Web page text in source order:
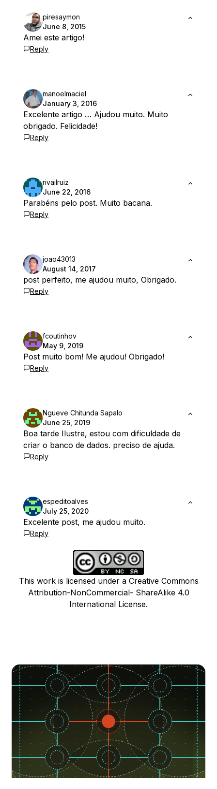
piresaymon
June 8, 2015
Amei este artigo!
Reply
manoelmaciel
January 3, 2016
Excelente artigo … Ajudou muito. Muito
obrigado. Felicidade!
Reply
rivailruiz
June 22, 2016
Parabéns pelo post. Muito bacana.
Reply
joao43013
August 14, 2017
post perfeito, me ajudou muito, Obrigado.
Reply
fcoutinhov
May 9, 2019
Post muito bom! Me ajudou! Obrigado!
Reply
Ngueve Chitunda Sapalo
June 25, 2019
Boa tarde Ilustre, estou com dificuldade de
criar o banco de dados. preciso de ajuda.
Reply
espeditoalves
July 25, 2020
Excelente post, me ajudou muito.
Reply
This work is licensed under a Creative Commons
Attribution-NonCommercial- ShareAlike 4.0
International License.